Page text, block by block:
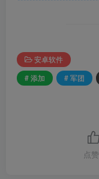
安卓软件
# 添加
# 军团
点赞